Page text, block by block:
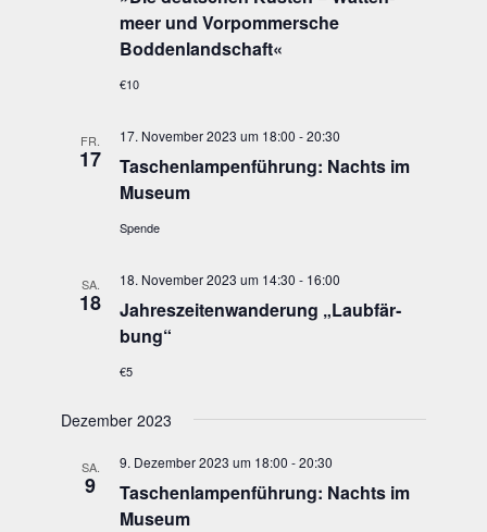
meer und Vor­pom­mer­sche
Boddenlandschaft«
€10
FR.
17
Taschen­lam­pen­füh­rung: Nachts im
Museum
17. November 2023 um 18:00 -20:30
Spende
SA.
18
Jah­res­zei­ten­wan­de­rung „Laub­fär­
bung“
18. November 2023 um 14:30 - 16:00
€5
Dezember 2023
SA.
9
Taschen­lam­pen­füh­rung: Nachts im
Museum
9. Dezember 2023 um 18:00 -20:30